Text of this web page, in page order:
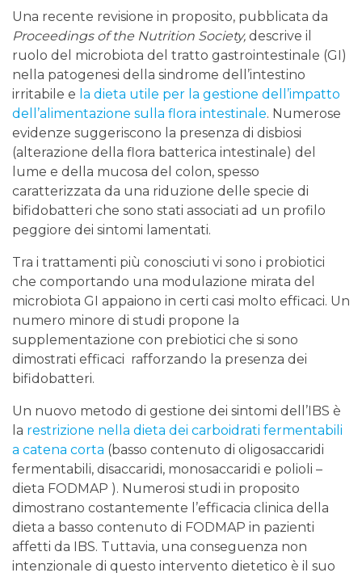
Una recente revisione in proposito, pubblicata da
Proceedings of the Nutrition Society, descrive il
ruolo del microbiota del tratto gastrointestinale (GI)
nella patogenesi della sindrome dell’intestino
irritabile e la dieta utile per la gestione dell’impatto
dell’alimentazione sulla flora intestinale. Numerose
evidenze suggeriscono la presenza di disbiosi
(alterazione della flora batterica intestinale) del
lume e della mucosa del colon, spesso
caratterizzata da una riduzione delle specie di
bifidobatteri che sono stati associati ad un profilo
peggiore dei sintomi lamentati.
Tra i trattamenti più conosciuti vi sono i probiotici
che comportando una modulazione mirata del
microbiota GI appaiono in certi casi molto efficaci. Un
numero minore di studi propone la
supplementazione con prebiotici che si sono
dimostrati efficaci rafforzando la presenza dei
bifidobatteri.
Un nuovo metodo di gestione dei sintomi dell’IBS è
la restrizione nella dieta dei carboidrati fermentabili
a catena corta (basso contenuto di oligosaccaridi
fermentabili, disaccaridi, monosaccaridi e polioli –
dieta FODMAP ). Numerosi studi in proposito
dimostrano costantemente l’efficacia clinica della
dieta a basso contenuto di FODMAP in pazienti
affetti da IBS. Tuttavia, una conseguenza non
intenzionale di questo intervento dietetico è il suo